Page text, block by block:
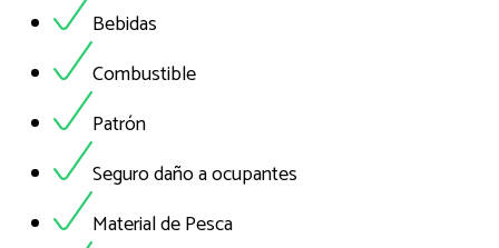
Bebidas
Combustible
Patrón
Seguro daño a ocupantes
Material de Pesca